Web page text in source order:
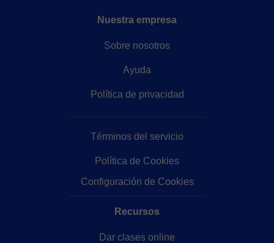
Nuestra empresa
Sobre nosotros
Ayuda
Política de privacidad
Términos del servicio
Política de Cookies
Configuración de Cookies
Recursos
Dar clases online